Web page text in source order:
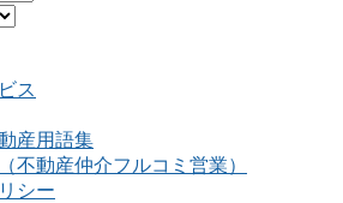
ス
産用語集
不動産仲介フルコミ営業）
シー